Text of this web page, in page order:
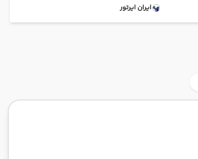
ایران ایرتور